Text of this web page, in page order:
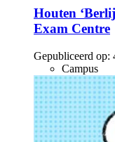
Houten
Exam Centre
Gepubliceerd op:
Campus